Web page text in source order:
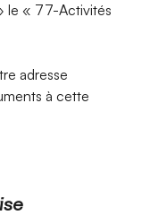
le « 77-Activités
adresse
à cette